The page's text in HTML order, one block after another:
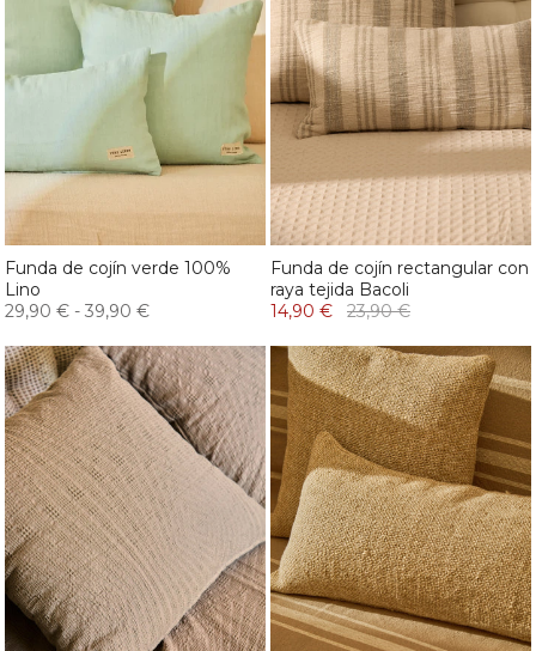
Funda de cojín verde 100%
Lino
29,90 € - 39,90 €
Funda de cojín rectangular con
raya tejida Bacoli
14,90 €
23,90 €